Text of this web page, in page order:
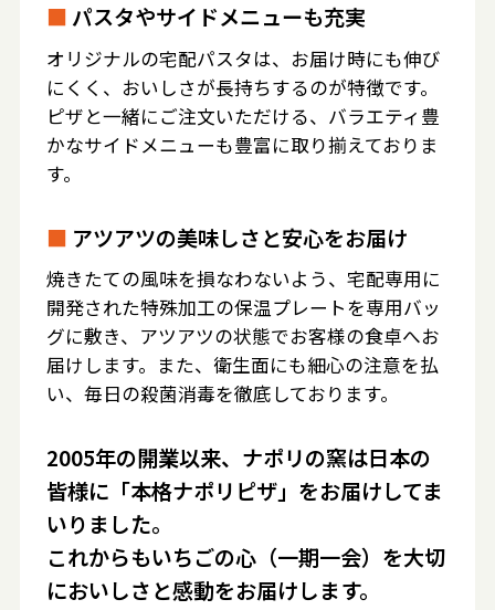
■ パスタやサイドメニューも充実
オリジナルの宅配パスタは、お届け時にも伸び
にくく、おいしさが長持ちするのが特徴です。
ピザと一緒にご注文いただける、バラエティ豊
かなサイドメニューも豊富に取り揃えておりま
す。
■ アツアツの美味しさと安心をお届け
焼きたての風味を損なわないよう、宅配専用に
開発された特殊加工の保温プレートを専用バッ
グに敷き、アツアツの状態でお客様の食卓へお
届けします。また、衛生面にも細心の注意を払
い、毎日の殺菌消毒を徹底しております。
2005年の開業以来、ナポリの窯は日本の
皆様に「本格ナポリピザ」をお届けしてま
いりました。
これからもいちごの心（一期一会）を大切
においしさと感動をお届けします。